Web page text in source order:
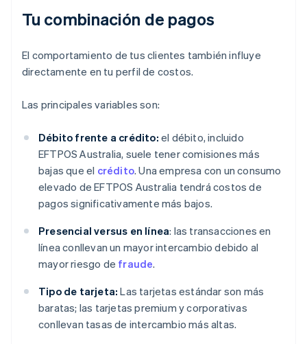
Tu combinación de pagos
El comportamiento de tus clientes también influye
directamente en tu perfil de costos.
Las principales variables son:
Débito frente a crédito: el débito, incluido
EFTPOS Australia, suele tener comisiones más
bajas que el crédito. Una empresa con un consumo
elevado de EFTPOS Australia tendrá costos de
pagos significativamente más bajos.
Presencial versus en línea: las transacciones en
línea conllevan un mayor intercambio debido al
mayor riesgo de fraude.
Tipo de tarjeta: Las tarjetas estándar son más
baratas; las tarjetas premium y corporativas
conllevan tasas de intercambio más altas.